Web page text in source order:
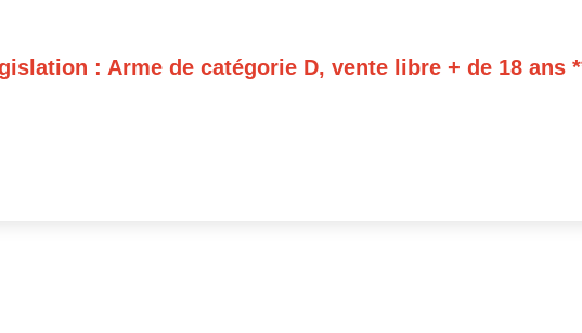
: Arme de catégorie D, vente libre + de 18 ans